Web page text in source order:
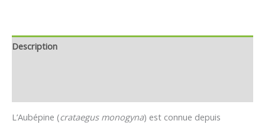
Description
L’Aubépine (crataegus monogyna) est connue depuis